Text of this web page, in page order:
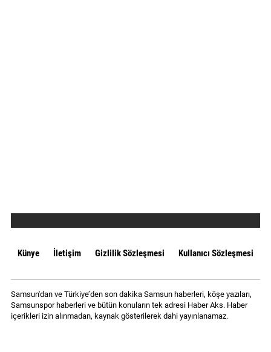
Künye İletişim Gizlilik Sözleşmesi Kullanıcı Sözleşmesi
Samsun'dan ve Türkiye’den son dakika Samsun haberleri, köşe yazıları,
Samsunspor haberleri ve bütün konuların tek adresi Haber Aks. Haber
içerikleri izin alınmadan, kaynak gösterilerek dahi yayınlanamaz.